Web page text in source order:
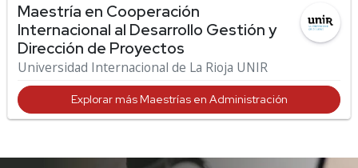
Maestría en Cooperación
Internacional al Desarrollo Gestión y
Dirección de Proyectos
Universidad Internacional de La Rioja UNIR
Explorar más Maestrías en Administración